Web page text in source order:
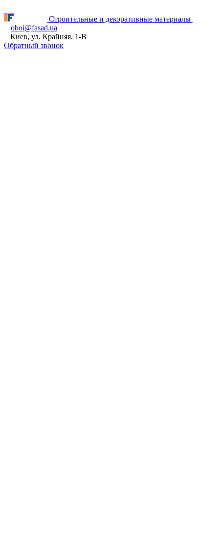
Строительные и декоративные материалы
oboi@fasad.ua
Киев, ул. Крайняя, 1-В
Обратный звонок